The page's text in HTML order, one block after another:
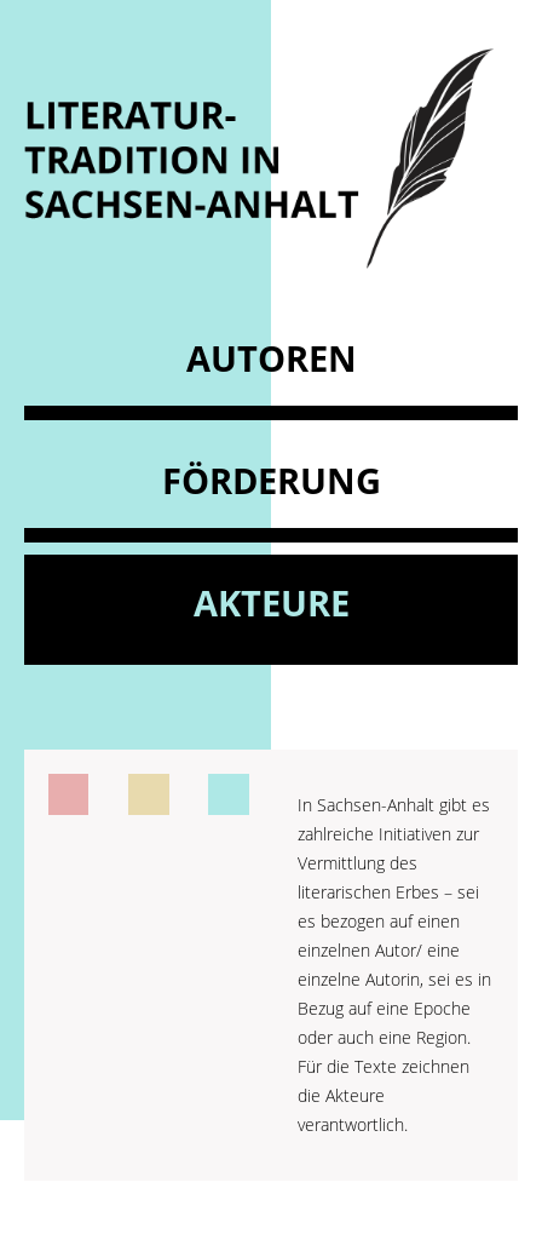
AUTOREN
FÖRDERUNG
AKTEURE
In Sachsen-Anhalt gibt es
zahlreiche Initiativen zur
Vermittlung des
literarischen Erbes – sei
es bezogen auf einen
einzelnen Autor/ eine
einzelne Autorin, sei es in
Bezug auf eine Epoche
oder auch eine Region.
Für die Texte zeichnen
die Akteure
verantwortlich.